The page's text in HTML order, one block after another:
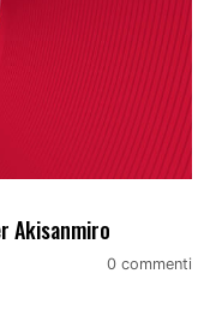
Akisanmiro
0 commenti